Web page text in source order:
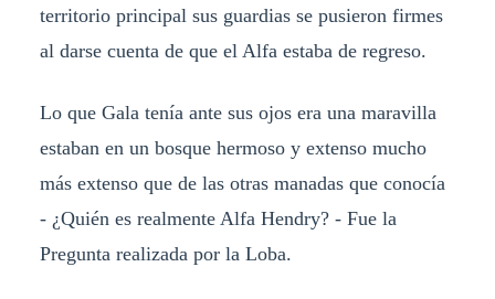
territorio principal sus guardias se pusieron firmes
al darse cuenta de que el Alfa estaba de regreso.
Lo que Gala tenía ante sus ojos era una maravilla
estaban en un bosque hermoso y extenso mucho
más extenso que de las otras manadas que conocía
- ¿Quién es realmente Alfa Hendry? - Fue la
Pregunta realizada por la Loba.